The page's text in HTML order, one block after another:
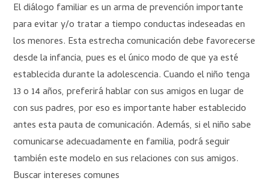
El diálogo familiar es un arma de prevención importante
para evitar y/o tratar a tiempo conductas indeseadas en
los menores. Esta estrecha comunicación debe favorecerse
desde la infancia, pues es el único modo de que ya esté
establecida durante la adolescencia. Cuando el niño tenga
13 o 14 años, preferirá hablar con sus amigos en lugar de
con sus padres, por eso es importante haber establecido
antes esta pauta de comunicación. Además, si el niño sabe
comunicarse adecuadamente en familia, podrá seguir
también este modelo en sus relaciones con sus amigos.
Buscar intereses comunes